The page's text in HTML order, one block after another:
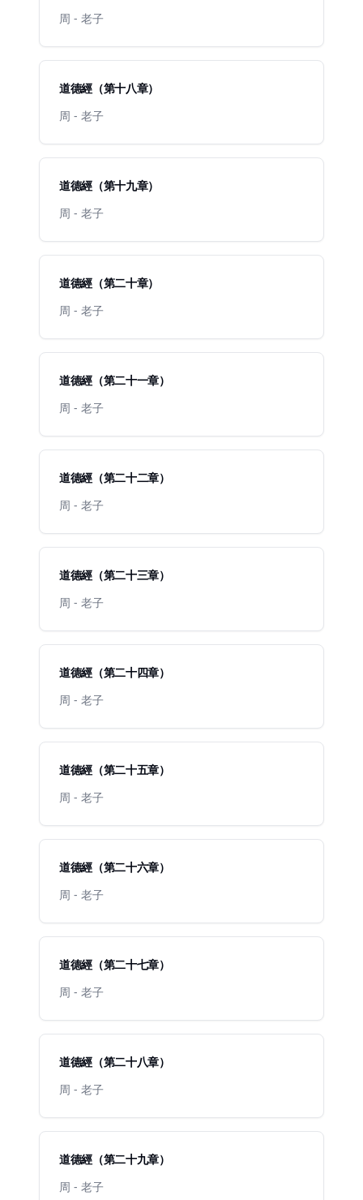
周 - 老子
道德經（第十八章）
周 - 老子
道德經（第十九章）
周 - 老子
道德經（第二十章）
周 - 老子
道德經（第二十一章）
周 - 老子
道德經（第二十二章）
周 - 老子
道德經（第二十三章）
周 - 老子
道德經（第二十四章）
周 - 老子
道德經（第二十五章）
周 - 老子
道德經（第二十六章）
周 - 老子
道德經（第二十七章）
周 - 老子
道德經（第二十八章）
周 - 老子
道德經（第二十九章）
周 - 老子